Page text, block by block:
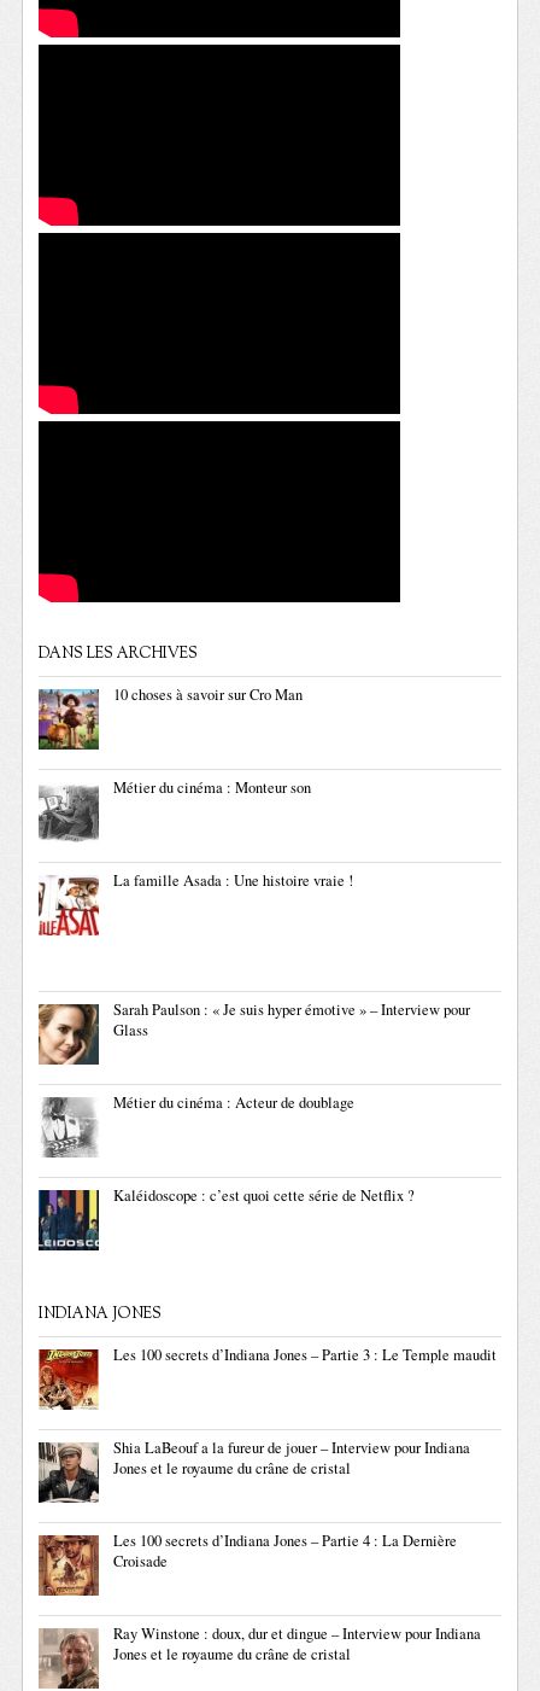
DANS LES ARCHIVES
10 choses à savoir sur Cro Man
Métier du cinéma : Monteur son
La famille Asada : Une histoire vraie !
Sarah Paulson : « Je suis hyper émotive » – Interview pour
Glass
Métier du cinéma : Acteur de doublage
Kaléidoscope : c’est quoi cette série de Netflix ?
INDIANA JONES
Les 100 secrets d’Indiana Jones – Partie 3 : Le Temple maudit
Shia LaBeouf a la fureur de jouer – Interview pour Indiana
Jones et le royaume du crâne de cristal
Les 100 secrets d’Indiana Jones – Partie 4 : La Dernière
Croisade
Ray Winstone : doux, dur et dingue – Interview pour Indiana
Jones et le royaume du crâne de cristal